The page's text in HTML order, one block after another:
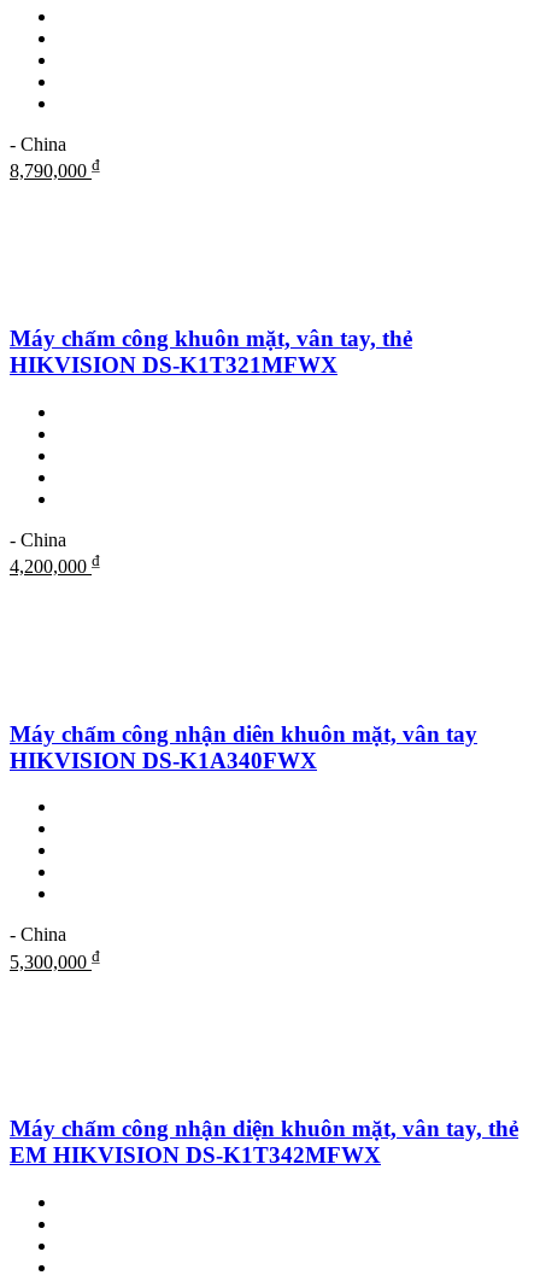
- China
8,790,000 ₫
Máy chấm công khuôn mặt, vân tay, thẻ
HIKVISION DS-K1T321MFWX
- China
4,200,000 ₫
Máy chấm công nhận diên khuôn mặt, vân tay
HIKVISION DS-K1A340FWX
- China
5,300,000 ₫
Máy chấm công nhận diện khuôn mặt, vân tay, thẻ
EM HIKVISION DS-K1T342MFWX